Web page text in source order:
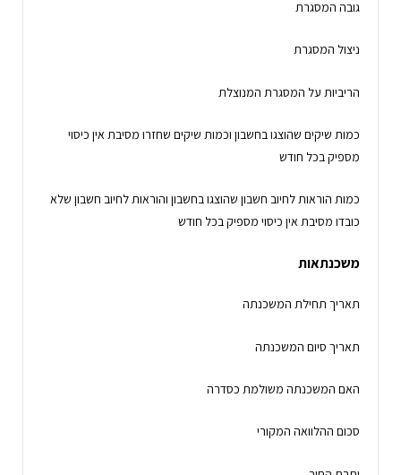
גובה המסגרת
ניצול המסגרת
הריביות על המסגרת המנוצלת
כמות שיקים שהוצגו בחשבון וכמות שיקים שחזרו מסיבת אין כיסוי
מספיק בכל חודש
כמות הוראות לחיוב חשבון שהוצגו בחשבון והוראות לחיוב חשבון שלא
כובדו מסיבת אין כיסוי מספיק בכל חודש
משכנתאות
תאריך תחילת המשכנתה
תאריך סיום המשכנתה
האם המשכנתה משולמת כסדרה
סכום ההלוואה המקורי